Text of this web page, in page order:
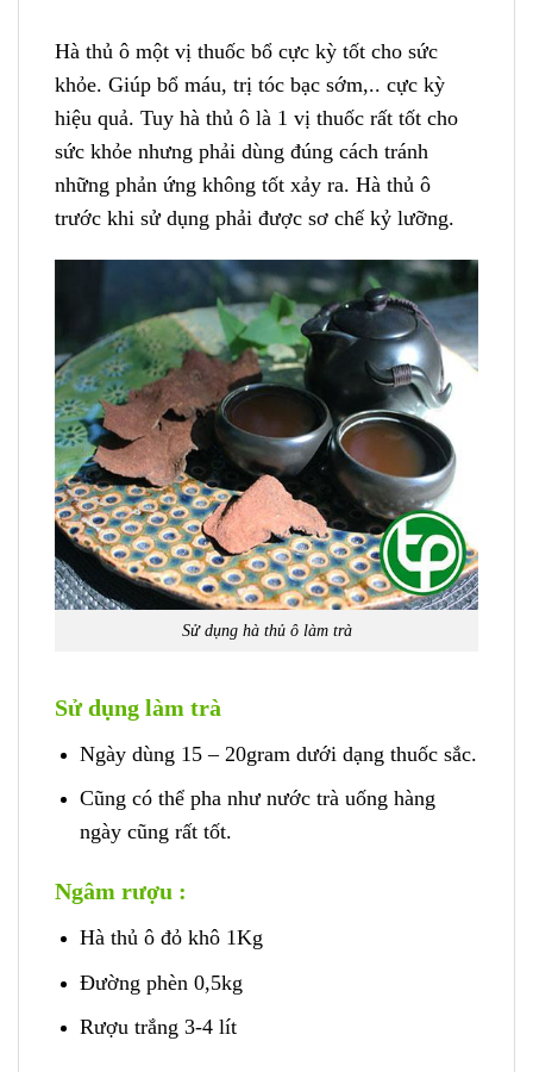
Hà thủ ô một vị thuốc bổ cực kỳ tốt cho sức
khỏe. Giúp bổ máu, trị tóc bạc sớm,.. cực kỳ
hiệu quả. Tuy hà thủ ô là 1 vị thuốc rất tốt cho
sức khỏe nhưng phải dùng đúng cách tránh
những phản ứng không tốt xảy ra. Hà thủ ô
trước khi sử dụng phải được sơ chế kỷ lưỡng.
Sử dụng hà thủ ô làm trà
Sử dụng làm trà
Ngày dùng 15 – 20gram dưới dạng thuốc sắc.
Cũng có thể pha như nước trà uống hàng
ngày cũng rất tốt.
Ngâm rượu :
Hà thủ ô đỏ khô 1Kg
Đường phèn 0,5kg
Rượu trắng 3-4 lít